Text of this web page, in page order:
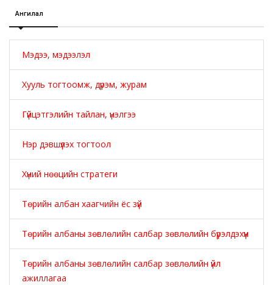
Ангилал
Мэдээ, мэдээлэл
Хууль тогтоомж, дүрэм, журам
Гүйцэтгэлийн тайлан, үнэлгээ
Нэр дэвшүүлэх тогтоол
Хүний нөөцийн стратеги
Төрийн албан хаагчийн ёс зүй
Төрийн албаны зөвлөлийн салбар зөвлөлийн бүрэлдэхүүн
Төрийн албаны зөвлөлийн салбар зөвлөлийн үйл
ажиллагаа